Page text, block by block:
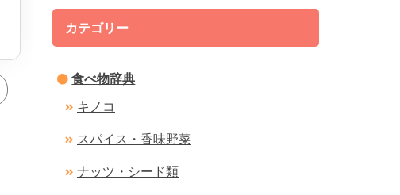
カテゴリー
食べ物辞典
キノコ
スパイス・香味野菜
ナッツ・シード類